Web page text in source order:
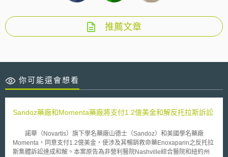
推薦文章
你可能還會想看
Sandoz藥廠和Momenta藥廠將支付1.2億美金和解反托拉斯訴訟
諾華（Novartis）旗下學名藥廠山德士（Sandoz）和美國學名藥廠
Momenta，同意支付1.2億美金，使涉及其暢銷救命藥Enoxaparin之反托拉
斯集體訴訟達成和解。本案原告為非營利醫院Nashville綜合醫院和紐約州